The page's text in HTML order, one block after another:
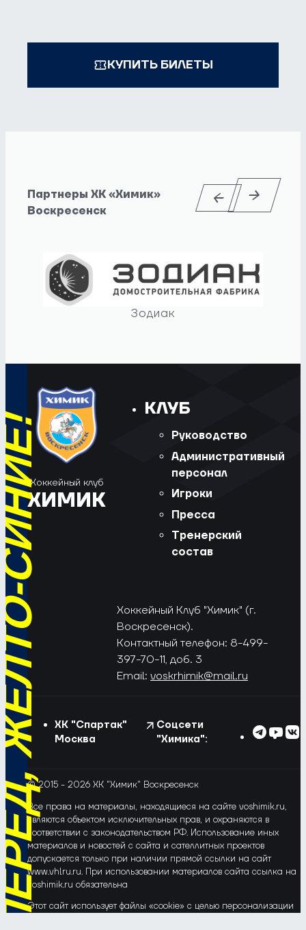
КУПИТЬ БИЛЕТЫ
Партнеры ХК «Химик»
Воскресенск
Зодиак
СИНИЕ!
Хоккейный клуб
ХИМИК
КЛУБ
Руководство
Административный
персонал
Игроки
Пресса
Тренерский
состав
Хоккейный Клуб "Химик" (г.
Воскресенск).
Контактный телефон: 8-499-
397-70-11, доб. 3
Email: voskrhimik@mail.ru
ХК "Спартак"
Москва
Соцсети
"Химика":
© 2015 - 2026 ХК "Химик" Воскресенск
Все права на материалы, находящиеся на сайте voshimik.ru,
являются объектом исключительных прав, и охраняются в
соответствии с законодательством РФ. Использование иных
материалов и новостей с сайта и сателлитных проектов
допускается только при наличии прямой ссылки на сайт
www.vhlru.ru. При использовании материалов сайта ссылка на
voshimik.ru обязательна
Этот сайт использует файлы «cookie» с целью персонализации